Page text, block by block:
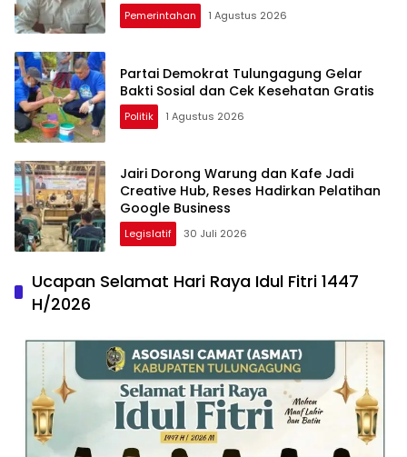
Pemerintahan 1 Agustus 2026
Partai Demokrat Tulungagung Gelar
Bakti Sosial dan Cek Kesehatan Gratis
Politik 1 Agustus 2026
Jairi Dorong Warung dan Kafe Jadi
Creative Hub, Reses Hadirkan Pelatihan
Google Business
Legislatif 30 Juli 2026
Ucapan Selamat Hari Raya Idul Fitri 1447
H/2026